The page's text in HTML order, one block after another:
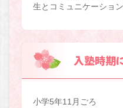
生とコミュニケーショ
入塾時期
小学5年11月ごろ